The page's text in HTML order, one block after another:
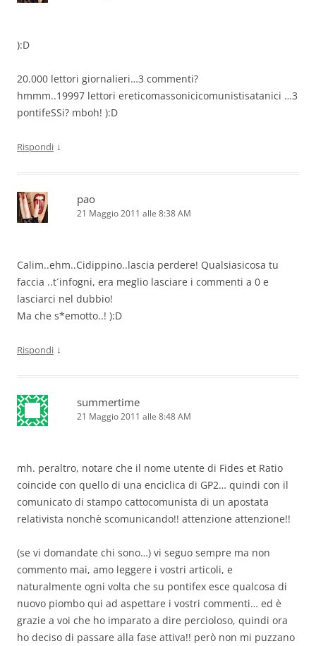
):D
20.000 lettori giornalieri…3 commenti?
hmmm..19997 lettori ereticomassonicicomunistisatanici …3
pontifeSSi? mboh! ):D
Rispondi ↓
pao
21 Maggio 2011 alle 8:38 AM
Calim..ehm..Cidippino..lascia perdere! Qualsiasicosa tu
faccia ..t´infogni, era meglio lasciare i commenti a 0 e
lasciarci nel dubbio!
Ma che s*emotto..! ):D
Rispondi ↓
summertime
21 Maggio 2011 alle 8:48 AM
mh. peraltro, notare che il nome utente di Fides et Ratio
coincide con quello di una enciclica di GP2… quindi con il
comunicato di stampo cattocomunista di un apostata
relativista nonchè scomunicando!! attenzione attenzione!!
(se vi domandate chi sono…) vi seguo sempre ma non
commento mai, amo leggere i vostri articoli, e
naturalmente ogni volta che su pontifex esce qualcosa di
nuovo piombo qui ad aspettare i vostri commenti… ed è
grazie a voi che ho imparato a dire percioloso, quindi ora
ho deciso di passare alla fase attiva!! però non mi puzzano